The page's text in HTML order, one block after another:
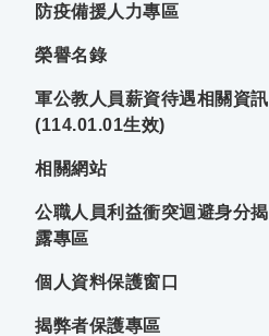
防疫備援人力專區
榮譽名錄
軍公教人員薪資待遇相關資訊
(114.01.01生效)
相關網站
公職人員利益衝突迴避身分揭
露專區
個人資料保護窗口
揭弊者保護專區